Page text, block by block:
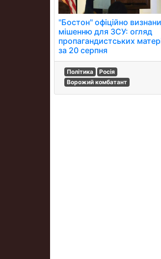
"Бостон" офіційно
мішенню для ЗСУ: огляд
пропагандистських
за 20 серпня
Політика
Росія
Ворожий комбатант